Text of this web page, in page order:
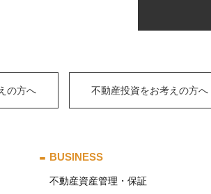
の方へ 不動産投資をお考えの方へ
BUSINESS
不動産資産管理・保証